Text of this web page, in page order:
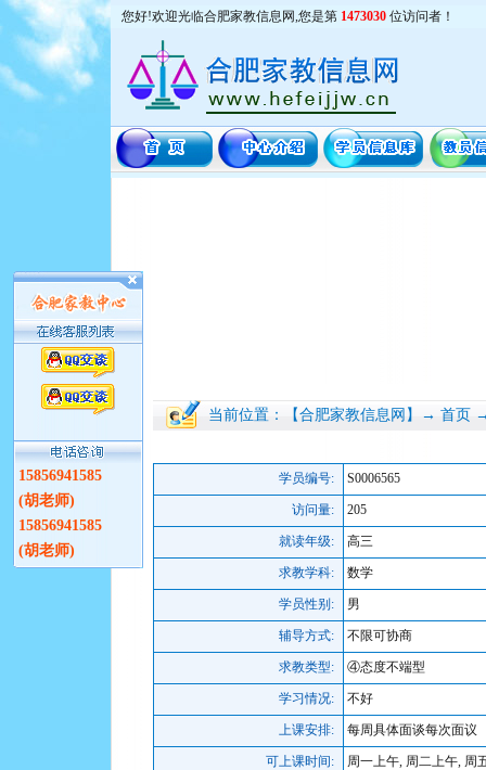
您好!欢迎光临合肥家教信息网,您是第 1473030 位访问者！
当前位置：【合肥家教信息网】→ 首页
学员编号: S0006565
访问量: 205
就读年级: 高三
求教学科: 数学
学员性别: 男
辅导方式: 不限可协商
求教类型: ④态度不端型
学习情况: 不好
上课安排: 每周具体面谈每次面议
可上课时间: 周一上午, 周二上午, 周
15856941585
(胡老师)
15856941585
(胡老师)